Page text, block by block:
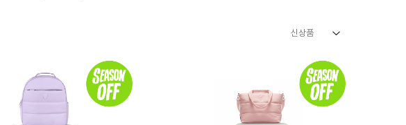
신상품
인기순
상품명